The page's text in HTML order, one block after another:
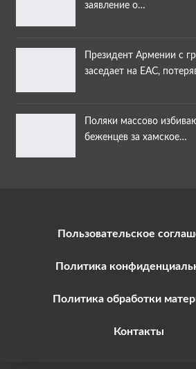
заявление о…
Президент Армении с
заседает на ЕАС,
Поляки массово
беженцев за хамское…
Пользовательское
Политика
Политика обработки
Контакты